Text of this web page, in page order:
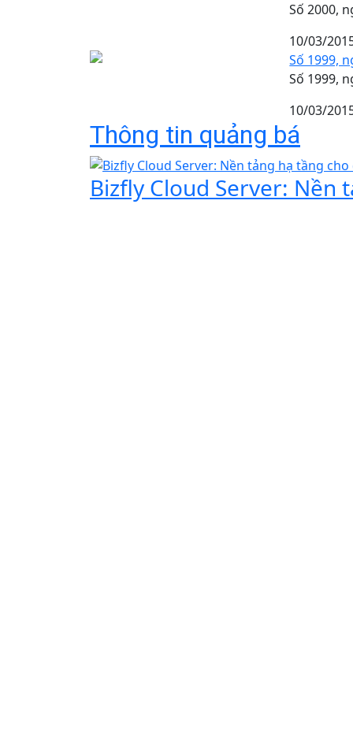
Số 2000,
10/03/
Số 1999,
Số 1999,
10/03/
Thông tin quảng bá
Bizfly Cloud Server: Nền